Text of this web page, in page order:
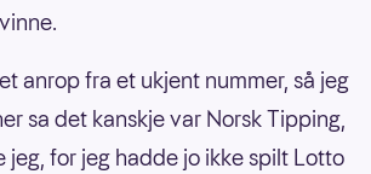
anrop fra et ukjent nummer, så jeg
sa det kanskje var Norsk Tipping,
jeg, for jeg hadde jo ikke spilt Lotto